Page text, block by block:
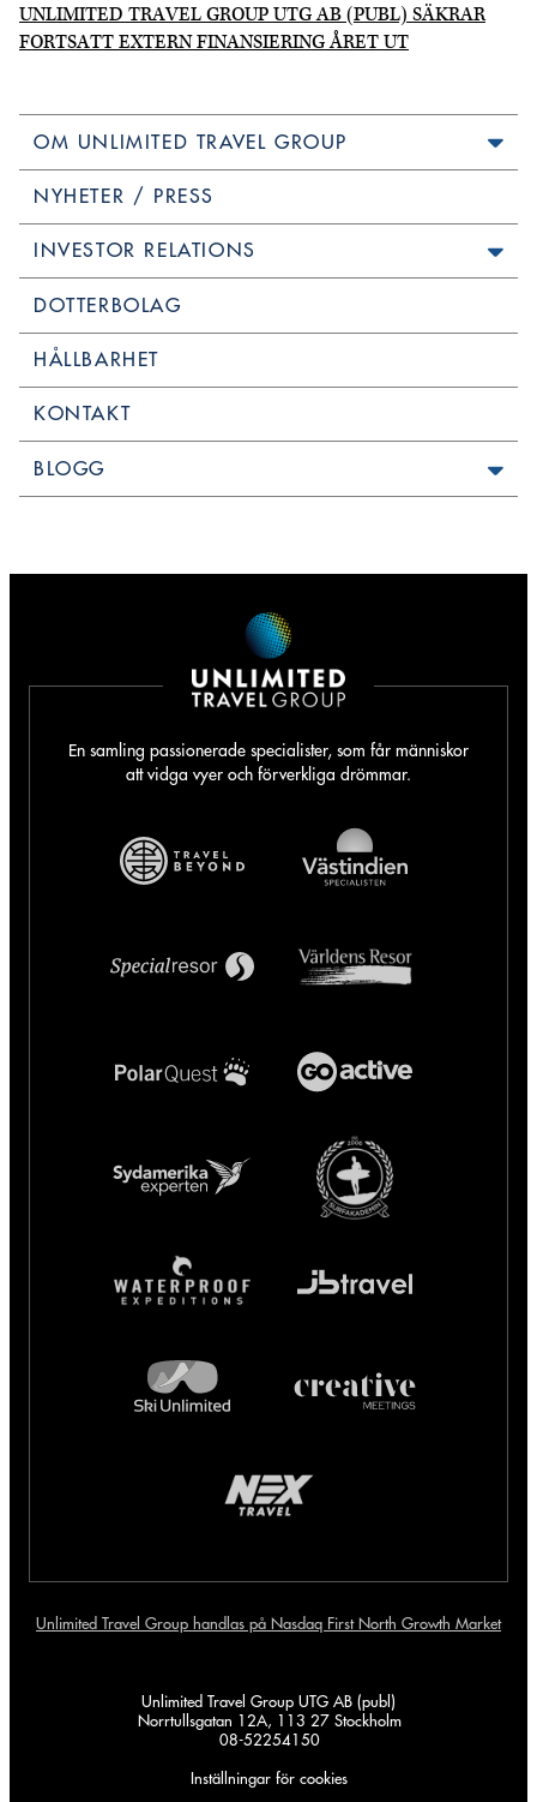
UNLIMITED TRAVEL GROUP UTG AB (PUBL) SÄKRAR
FORTSATT EXTERN FINANSIERING ÅRET UT
OM UNLIMITED TRAVEL GROUP
NYHETER / PRESS
INVESTOR RELATIONS
DOTTERBOLAG
HÅLLBARHET
KONTAKT
BLOGG
En samling passionerade specialister, som får människor
att vidga vyer och förverkliga drömmar.
Unlimited Travel Group handlas på Nasdaq First North Growth Market
Unlimited Travel Group UTG AB (publ)
Norrtullsgatan 12A, 113 27 Stockholm
08-52254150
Inställningar för cookies